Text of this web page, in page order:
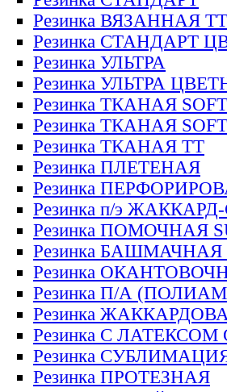
Резинка ВЯЗАННАЯ ТТ
Резинка СТАНДАРТ
Резинка УЛЬТРА
Резинка УЛЬТРА
Резинка ТКАНАЯ SOFT
Резинка ТКАНАЯ
Резинка ТКАНАЯ ТТ
Резинка ПЛЕТЕНАЯ
Резинка
Резинка п/э
Резинка ПОМОЧНАЯ
Резинка БАШМАЧНАЯ
Резинка
Резинка П/А
Резинка
Резинка С ЛАТЕКСОМ
Резинка
Резинка ПРОТЕЗНАЯ